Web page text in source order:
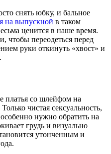
снять юбку, и бальное
на выпускной в таком
ценится в наше время.
чтобы переодеться перед
руки откинуть «хвост» и
платья со шлейфом на
чистая сексуальность,
нужно обратить на
грудь и визуально
утонченным и